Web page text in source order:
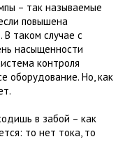
– так называемые
повышена
В таком случае с
насыщенности
контроля
оборудование. Но, как
в забой – как
то нет тока, то